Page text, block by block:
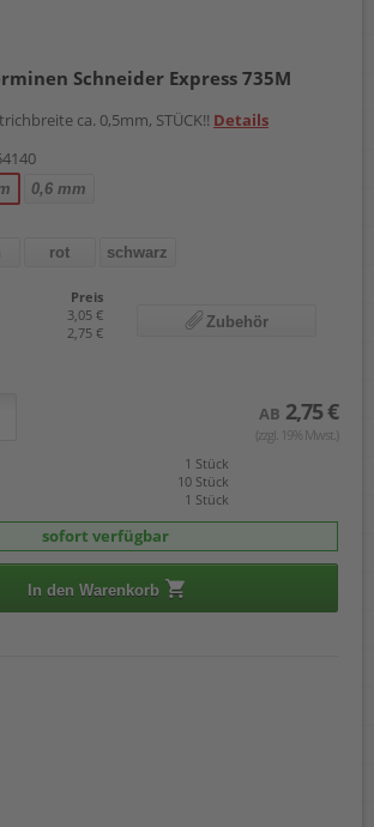
Schneider Express 735M
ca. 0,5mm, STÜCK!! Details
0,6 mm
rot schwarz
Preis
3,05 €
2,75 €
Zubehör
AB 2,75 €
(zzgl. 19% Mwst.)
1 Stück
10 Stück
1 Stück
sofort verfügbar
In den Warenkorb